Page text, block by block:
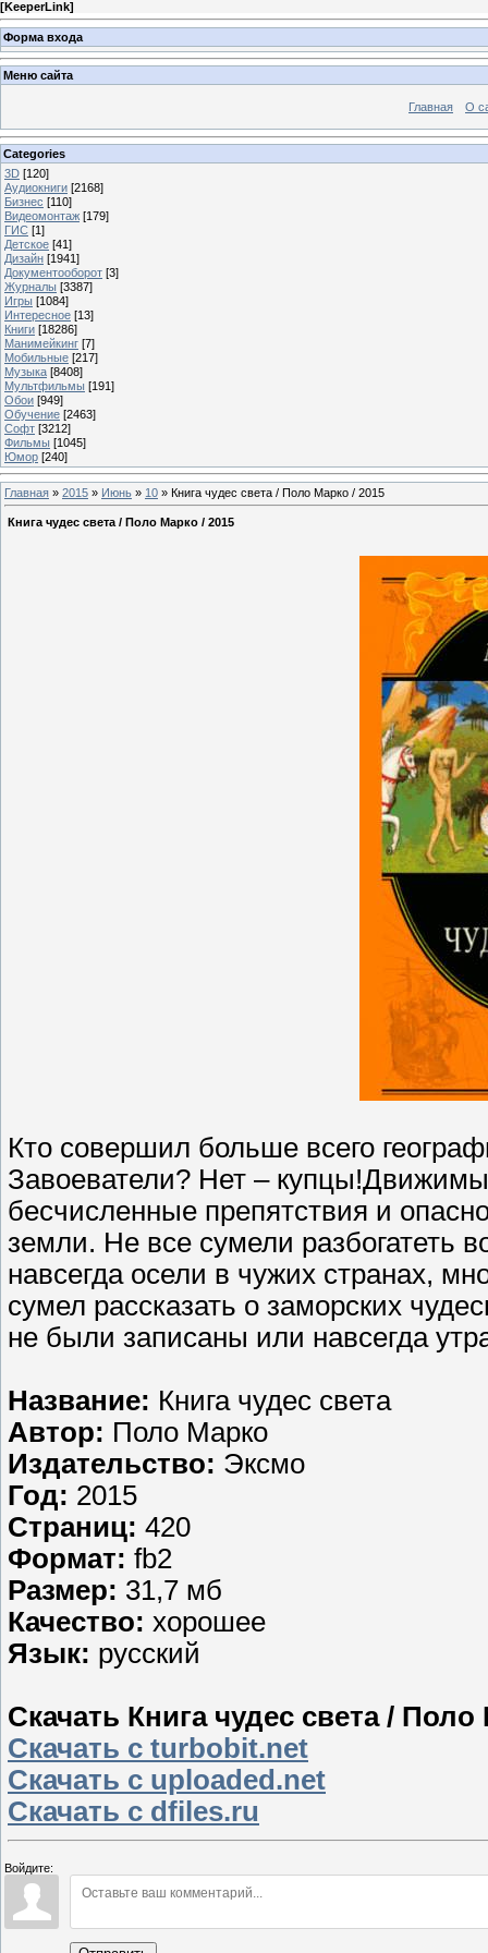
[KeeperLink]
Форма входа
Меню сайта
Главная О
Categories
3D [120]
Аудиокниги [2168]
Бизнес [110]
Видеомонтаж [179]
ГИС [1]
Детское [41]
Дизайн [1941]
Документооборот [3]
Журналы [3387]
Игры [1084]
Интересное [13]
Книги [18286]
Манимейкинг [7]
Мобильные [217]
Музыка [8408]
Мультфильмы [191]
Обои [949]
Обучение [2463]
Софт [3212]
Фильмы [1045]
Юмор [240]
Главная » 2015 » Июнь » 10 » Книга чудес света / Поло Марко / 2015
Книга чудес света / Поло Марко / 2015
Кто совершил больше всего
Завоеватели? Нет –
бесчисленные препятствия и
земли. Не все сумели разбогатеть
навсегда осели в чужих странах,
сумел рассказать о заморских
не были записаны или навсегда
Название: Книга чудес света
Автор: Поло Марко
Издательство: Эксмо
Год: 2015
Страниц: 420
Формат: fb2
Размер: 31,7 мб
Качество: хорошее
Язык: русский
Скачать Книга чудес света / Поло
Скачать с turbobit.net
Скачать с uploaded.net
Скачать с dfiles.ru
Войдите: